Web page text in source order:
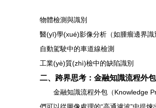
物體檢測與識別
醫(yī)學(xué)影像分析（如腫瘤邊界識
自動駕駛中的車道線檢測
工業(yè)質(zhì)檢中的缺陷識別
二、跨界思考：金融知識流程外
金融知識流程外包（Knowledge